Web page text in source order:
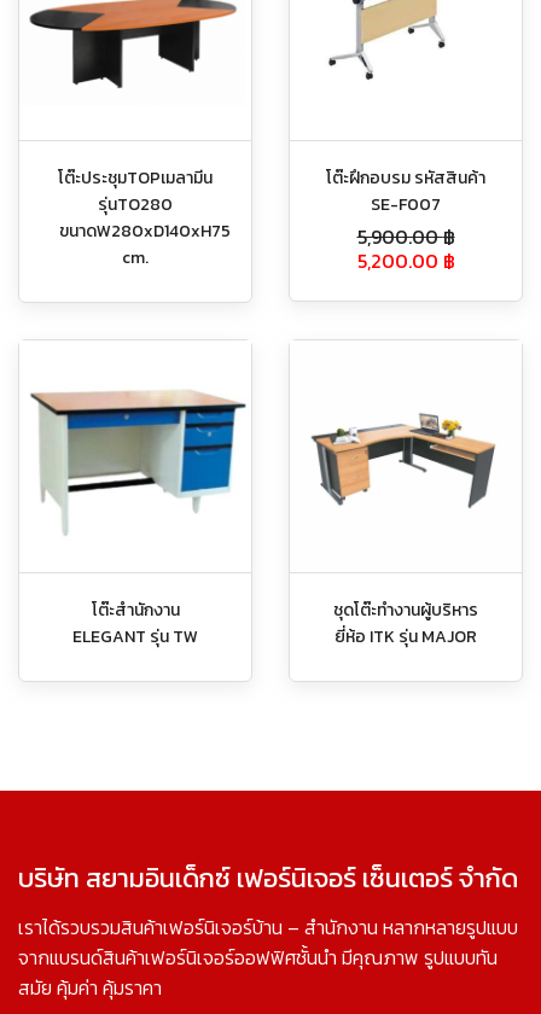
โต๊ะประชุมTOPเมลามีน
รุ่นTO280
ขนาดW280xD140xH75
cm.
โต๊ะฝึกอบรม รหัสสินค้า
SE-F007
5,900.00฿
5,200.00 ฿
โต๊ะสำนักงาน
ELEGANT รุ่น TW
ชุดโต๊ะทำงานผู้บริหาร
ยี่ห้อ ITK รุ่น MAJOR
บริษัท สยามอินเด็กซ์ เฟอร์นิเจอร์ เซ็นเตอร์ จำกัด
เราได้รวบรวมสินค้าเฟอร์นิเจอร์บ้าน – สำนักงาน หลากหลายรูปแบบ
จากแบรนด์สินค้าเฟอร์นิเจอร์ออฟฟิศชั้นนำ มีคุณภาพ รูปแบบทัน
สมัย คุ้มค่า คุ้มราคา